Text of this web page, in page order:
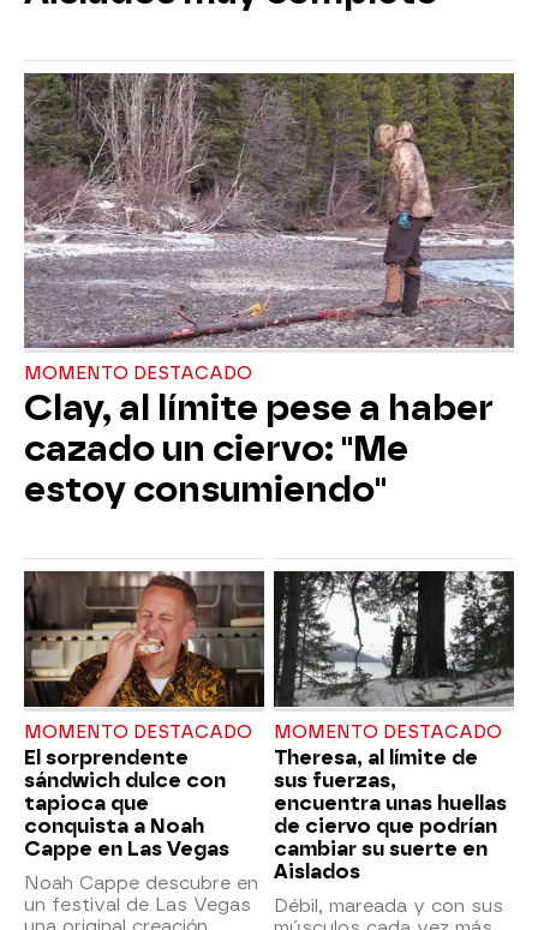
MOMENTO DESTACADO
Clay, al límite pese a haber
cazado un ciervo: "Me
estoy consumiendo"
MOMENTO DESTACADO
El sorprendente
sándwich dulce con
tapioca que
conquista a Noah
Cappe en Las Vegas
Noah Cappe descubre en
un festival de Las Vegas
MOMENTO DESTACADO
Theresa, al límite de
sus fuerzas,
encuentra unas huellas
de ciervo que podrían
cambiar su suerte en
Aislados
Débil, mareada y con sus